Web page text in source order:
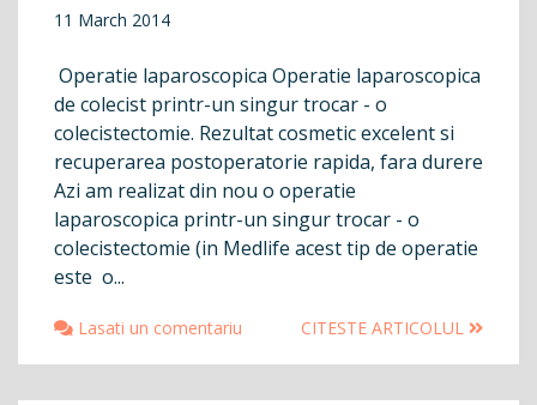
11 March 2014
Operatie laparoscopica Operatie laparoscopica
de colecist printr-un singur trocar - o
colecistectomie. Rezultat cosmetic excelent si
recuperarea postoperatorie rapida, fara durere
Azi am realizat din nou o operatie
laparoscopica printr-un singur trocar - o
colecistectomie (in Medlife acest tip de operatie
este o...
Lasati un comentariu CITESTE ARTICOLUL